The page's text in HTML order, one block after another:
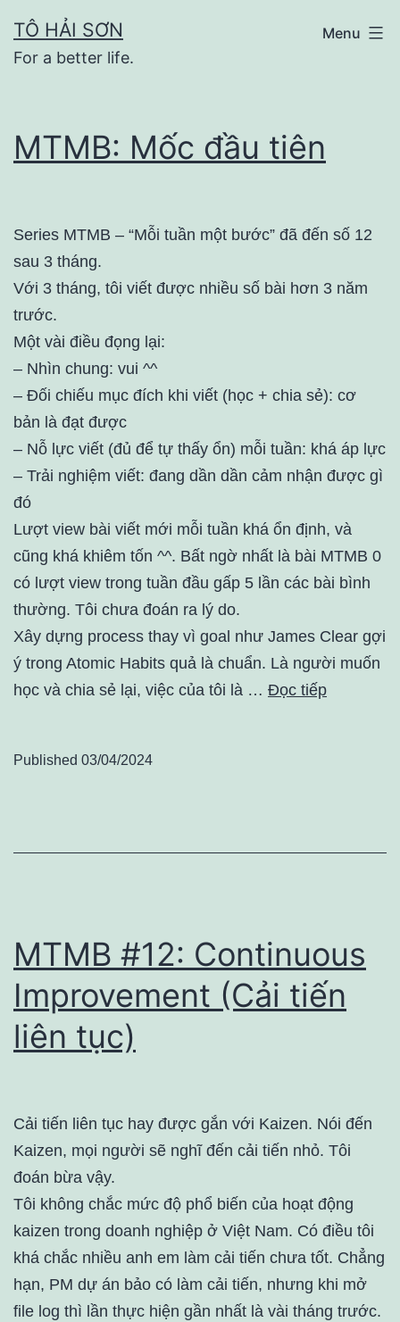
content
TÔ HẢI SƠN
For a better life.
Menu
MTMB: Mốc đầu tiên
Series MTMB – “Mỗi tuần một bước” đã đến số 12
sau 3 tháng.
Với 3 tháng, tôi viết được nhiều số bài hơn 3 năm
trước.
Một vài điều đọng lại:
– Nhìn chung: vui ^^
– Đối chiếu mục đích khi viết (học + chia sẻ): cơ
bản là đạt được
– Nỗ lực viết (đủ để tự thấy ổn) mỗi tuần: khá áp lực
– Trải nghiệm viết: đang dần dần cảm nhận được gì
đó
Lượt view bài viết mới mỗi tuần khá ổn định, và
cũng khá khiêm tốn ^^. Bất ngờ nhất là bài MTMB 0
có lượt view trong tuần đầu gấp 5 lần các bài bình
thường. Tôi chưa đoán ra lý do.
Xây dựng process thay vì goal như James Clear gợi
ý trong Atomic Habits quả là chuẩn. Là người muốn
học và chia sẻ lại, việc của tôi là … Đọc tiếp
Published 03/04/2024
MTMB #12: Continuous
Improvement (Cải tiến
liên tục)
Cải tiến liên tục hay được gắn với Kaizen. Nói đến
Kaizen, mọi người sẽ nghĩ đến cải tiến nhỏ. Tôi
đoán bừa vậy.
Tôi không chắc mức độ phổ biến của hoạt động
kaizen trong doanh nghiệp ở Việt Nam. Có điều tôi
khá chắc nhiều anh em làm cải tiến chưa tốt. Chẳng
hạn, PM dự án bảo có làm cải tiến, nhưng khi mở
file log thì lần thực hiện gần nhất là vài tháng trước.